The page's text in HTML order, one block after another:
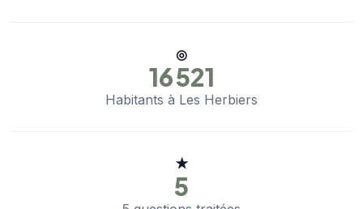
◎
16 521
Habitants à Les Herbiers
★
5